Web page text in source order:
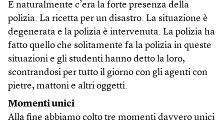
E naturalmente c’era la forte presenza della
polizia. La ricetta per un disastro. La situazione è
degenerata e la polizia è intervenuta. La polizia ha
fatto quello che solitamente fa la polizia in queste
situazioni e gli studenti hanno detto la loro,
scontrandosi per tutto il giorno con gli agenti con
pietre, mattoni e altri oggetti.
Momenti unici
Alla fine abbiamo colto tre momenti davvero unici